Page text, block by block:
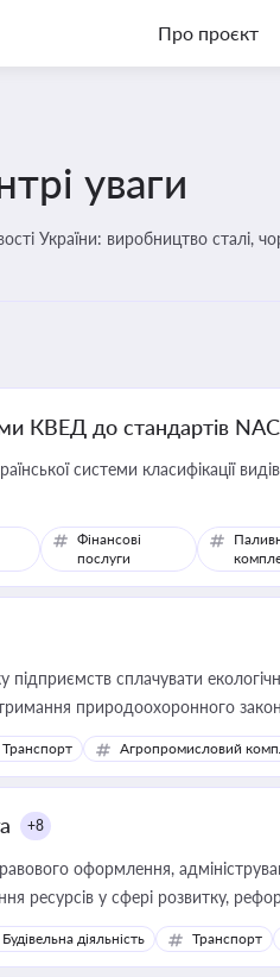
Про проєкт
уваги
України: виробництво сталі,
КВЕД до стандартів
системи класифікації
Фінансові
послуги
підприємств сплачувати
природоохоронного
Транспорт Агропромисловий
+8
оформлення,
ресурсів у сфері розвитку,
Будівельна діяльність Транспорт